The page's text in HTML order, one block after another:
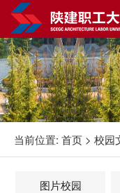
当前位置: 首页 > 校园
图片校园